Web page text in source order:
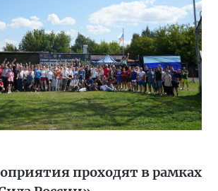
проходят в рамках